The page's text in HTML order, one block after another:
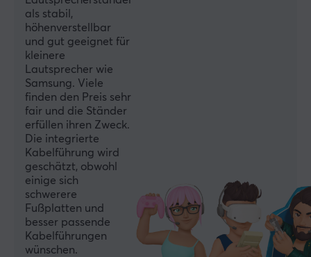
intelligentere Weise.
TECHNISCHE DATEN
EIGENSCHAFTEN
Farbe
Schwarz
GARANTIE
Herstellergarantie
2 jahr garantie
GRÖSSE UND GEWICHT
als stabil,
höhenverstellbar
und gut geeignet für
kleinere
Lautsprecher wie
Samsung. Viele
finden den Preis sehr
fair und die Ständer
erfüllen ihren Zweck.
Die integrierte
Kabelführung wird
geschätzt, obwohl
einige sich
schwerere
Fußplatten und
besser passende
Kabelführungen
wünschen.